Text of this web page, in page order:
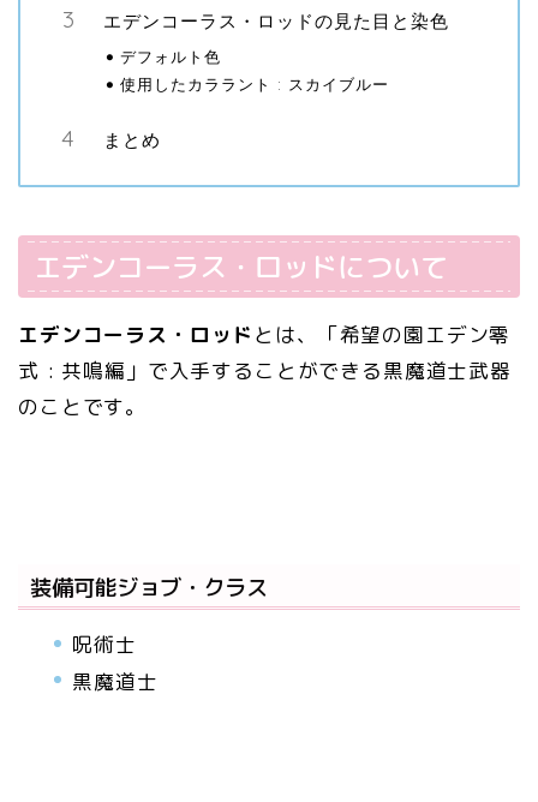
エデンコーラス・ロッドの見た目と染色
デフォルト色
使用したカララント : スカイブルー
まとめ
エデンコーラス・ロッドについて
エデンコーラス・ロッド とは、「希望の園エデン零
式 : 共鳴編」で入手することができる黒魔道士武器
のことです。
装備可能ジョブ・クラス
呪術士
黒魔道士